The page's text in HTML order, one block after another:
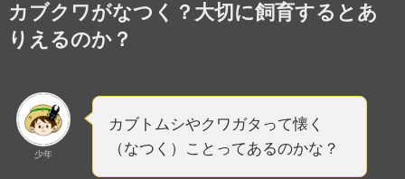
カブクワがなつく？大切に飼育するとあ
りえるのか？
少年
カブトムシやクワガタって懐く
（なつく）ことってあるのかな？